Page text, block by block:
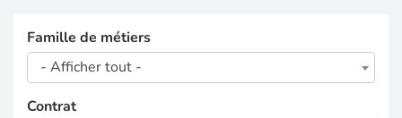
Famille de métiers
- Afficher tout -
Contrat